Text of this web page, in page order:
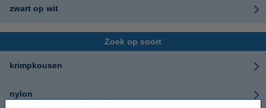
zwart op wit
Zoek op soort
krimpkousen
nylon